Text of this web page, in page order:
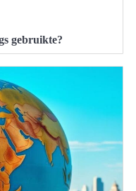
gebruikte?